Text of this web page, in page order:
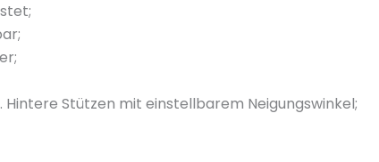
Stützen mit einstellbarem Neigungswinkel;